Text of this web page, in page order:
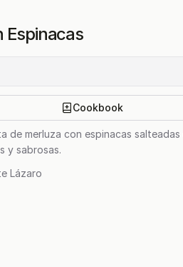
Espinacas
Cookbook
de merluza con espinacas
y sabrosas.
Lázaro